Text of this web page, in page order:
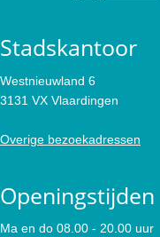
Stadskantoor
Westnieuwland 6
3131 VX Vlaardingen
Overige bezoekadressen
Openingstijden
Ma en do 08.00 - 20.00 uur